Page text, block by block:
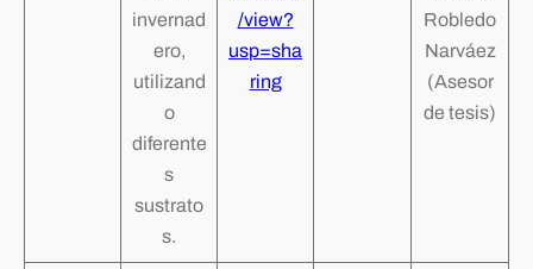
invernad
ero,
utilizand
o
diferente
s
sustrato
s.
/view?
usp=sha
ring
Robledo
Narváez
(Asesor
de tesis)